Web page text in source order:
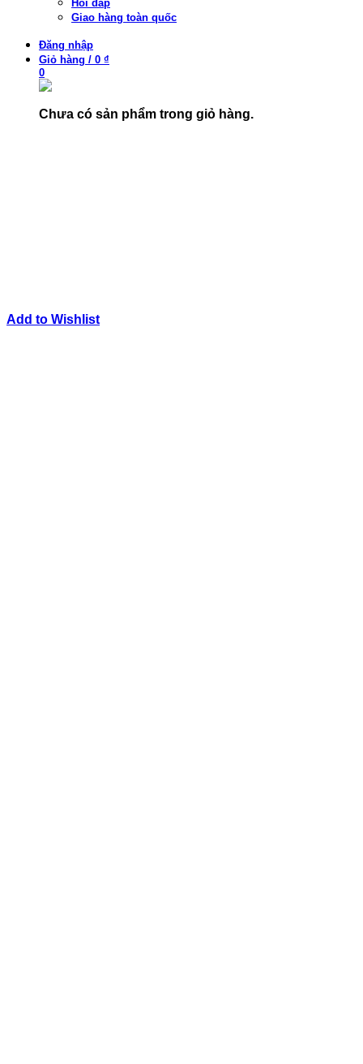
Hỏi đáp
Giao hàng toàn quốc
Đăng nhập
Giỏ hàng / 0 ₫
0
Chưa có sản phẩm trong giỏ hàng.
Add to Wishlist